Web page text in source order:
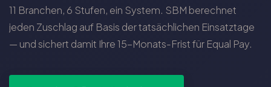
11 Branchen, 6 Stufen, ein System. SBM berechnet
jeden Zuschlag auf Basis der tatsächlichen Einsatztage
— und sichert damit Ihre 15-Monats-Frist für Equal Pay.